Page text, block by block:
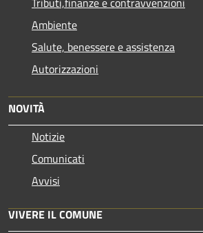
Ambiente
Salute, benessere e assistenza
Autorizzazioni
NOVITÀ
Notizie
Comunicati
Avvisi
VIVERE IL COMUNE